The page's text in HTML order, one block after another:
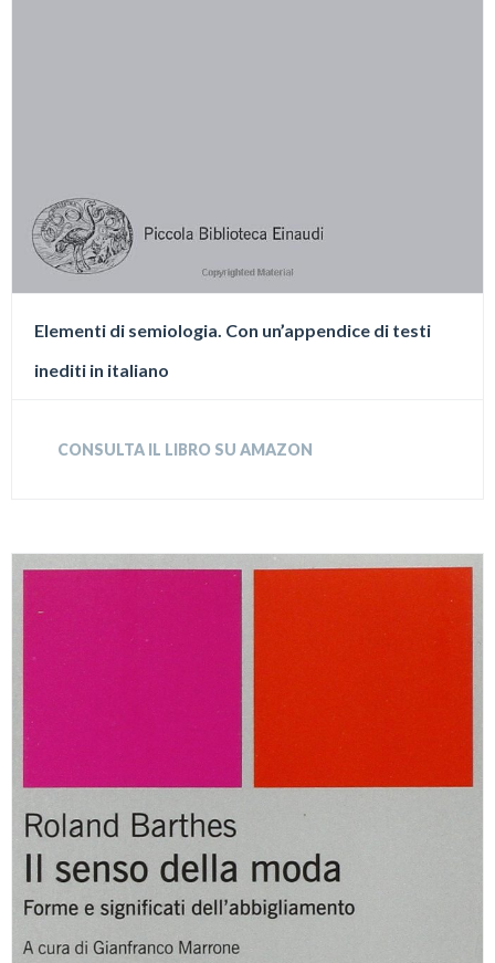
Elementi di semiologia. Con un’appendice di testi
inediti in italiano
CONSULTA IL LIBRO SU AMAZON